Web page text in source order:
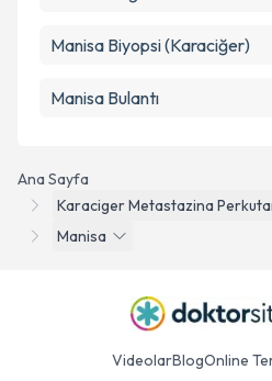
Ana Sayfa
Karaciger Metastazina
Manisa
Manisa Biyopsi (Karaciğer)
Manisa Bulantı
VideolarBlogOnline